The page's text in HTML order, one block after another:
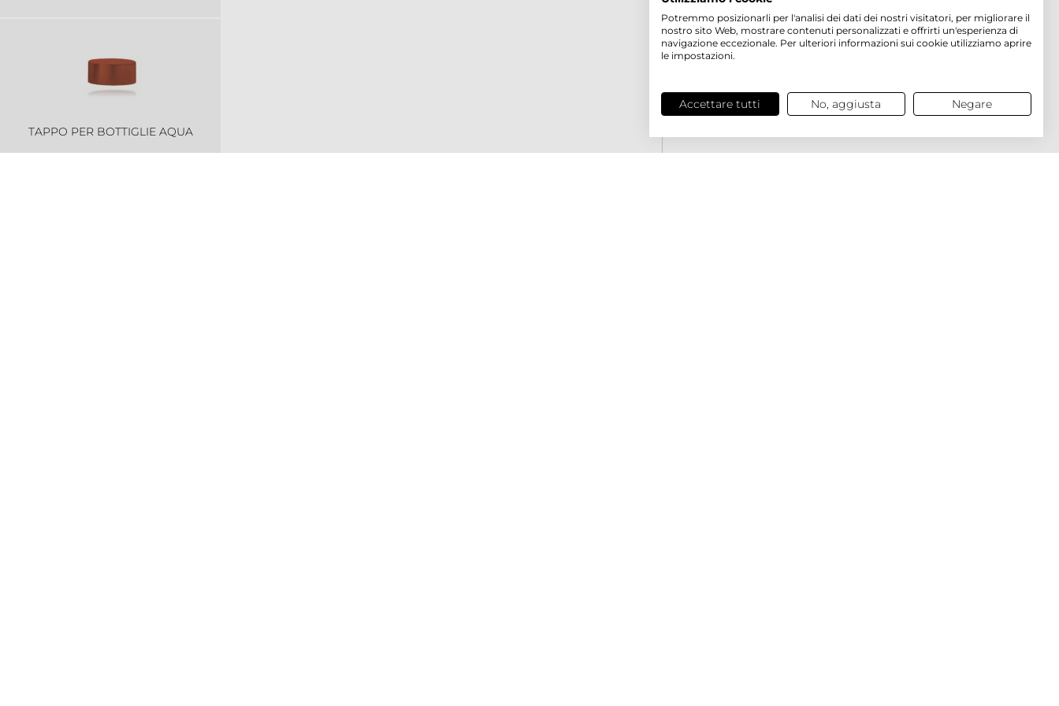
TAPPO PER BOTTIGLIE AQUA
Potremmo posizionarli per l'analisi dei dati dei nostri visitatori, per migliorare il
nostro sito Web, mostrare contenuti personalizzati e offrirti un'esperienza di
navigazione eccezionale. Per ulteriori informazioni sui cookie utilizziamo aprire
le impostazioni.
Accettare tutti No, aggiusta Negare